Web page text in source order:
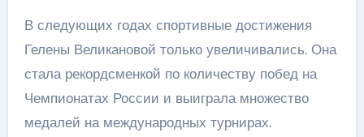
В следующих годах спортивные достижения
Гелены Великановой только увеличивались. Она
стала рекордсменкой по количеству побед на
Чемпионатах России и выиграла множество
медалей на международных турнирах.